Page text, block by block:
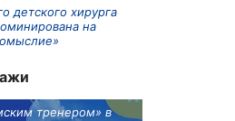
детского хирурга
на
тренером» в